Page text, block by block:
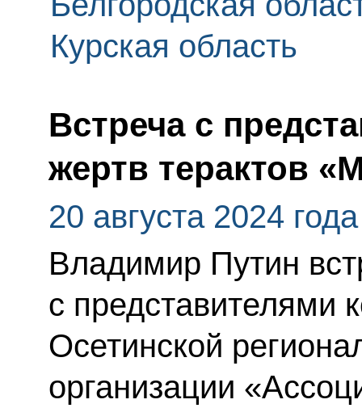
Курская область
Встреча с
жертв терактов
20 августа 2024 года
Владимир Путин
с представителями
Осетинской
организации